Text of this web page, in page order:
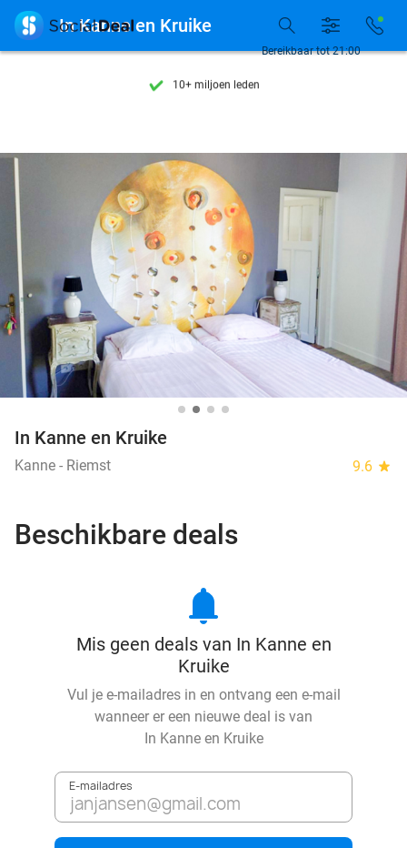
7 dagen per week beschikbaar
10+ miljoen leden
7 dagen per week beschikbaar
10+ miljoen leden
Bereikbaar tot 21:00
 In Kanne en Kruike
In Kanne en Kruike
Kanne - Riemst 9.6 star
Beschikbare deals
notifications
Mis geen deals van In Kanne en
Kruike
Vul je e-mailadres in en ontvang een e-mail
wanneer er een nieuwe deal is van
In Kanne en Kruike
E-mailadres